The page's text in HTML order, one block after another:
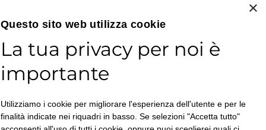
Email*
Privacy Policy*
×
Questo sito web utilizza cookie
La tua privacy per noi è
importante
Utilizziamo i cookie per migliorare l'esperienza dell'utente e per le
finalità indicate nei riquadri in basso. Se selezioni "Accetta tutto"